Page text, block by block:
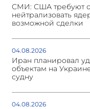
СМИ: США требуют
нейтрализовать
возможной сделки
04.08.2026
Иран планировал
объектам на
судну
04.08.2026